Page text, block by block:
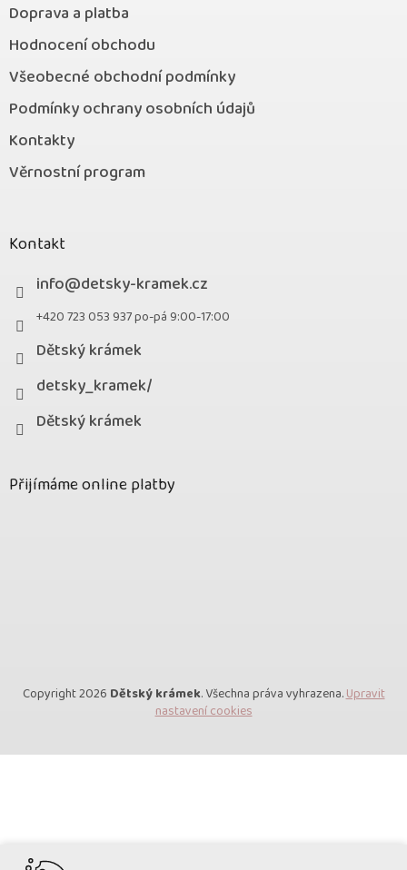
Doprava a platba
Hodnocení obchodu
Všeobecné obchodní podmínky
Podmínky ochrany osobních údajů
Kontakty
Věrnostní program
Kontakt
info@detsky-kramek.cz
+420 723 053 937 po-pá 9:00-17:00
Dětský krámek
detsky_kramek/
Dětský krámek
Přijímáme online platby
Copyright 2026 Dětský krámek. Všechna práva vyhrazena.Upravit
nastavení cookies